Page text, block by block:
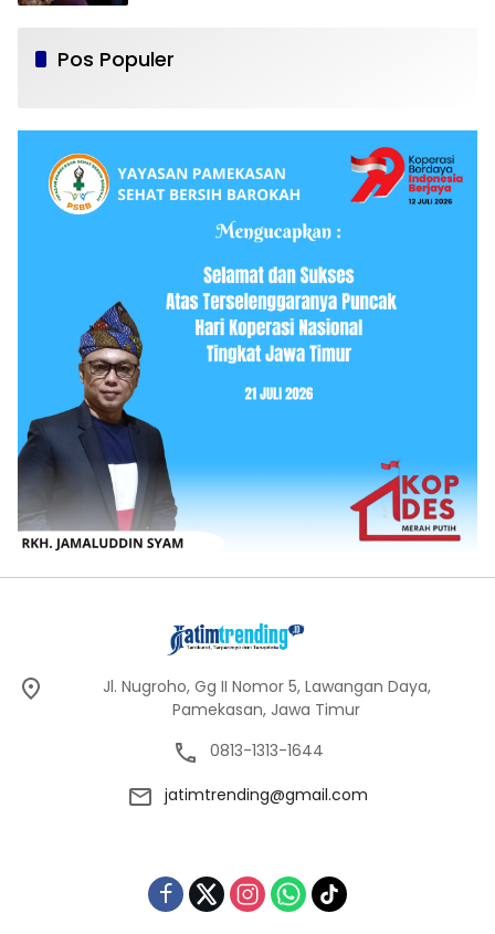
Pos Populer
Jl. Nugroho, Gg II Nomor 5, Lawangan Daya,
Pamekasan, Jawa Timur
0813-1313-1644
jatimtrending@gmail.com